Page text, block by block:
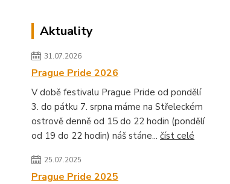
Aktuality
31.07.2026
Prague Pride 2026
V době festivalu Prague Pride od pondělí
3. do pátku 7. srpna máme na Střeleckém
ostrově denně od 15 do 22 hodin (pondělí
od 19 do 22 hodin) náš stáne... číst celé
25.07.2025
Prague Pride 2025